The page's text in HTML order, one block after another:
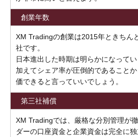
創業年数
XM Tradingの創業は2015年ときちん
社です。
日本進出した時期は明らかになって
加えてシェア率が圧倒的であること
価できると言っていいでしょう。
第三社補償
XM Tradingでは、厳格な分別管理が
ダーの口座資金と企業資金は完全に